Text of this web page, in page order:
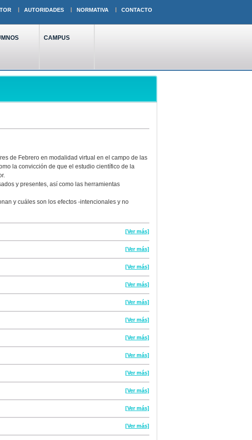
AUTORIDADES NORMATIVA CONTACTO
CAMPUS
de Febrero en modalidad virtual en el campo de las
la convicción de que el estudio científico de la
y presentes, así como las herramientas
y cuáles son los efectos -intencionales y no
[Ver más]
[Ver más]
[Ver más]
[Ver más]
[Ver más]
[Ver más]
[Ver más]
[Ver más]
[Ver más]
[Ver más]
[Ver más]
[Ver más]